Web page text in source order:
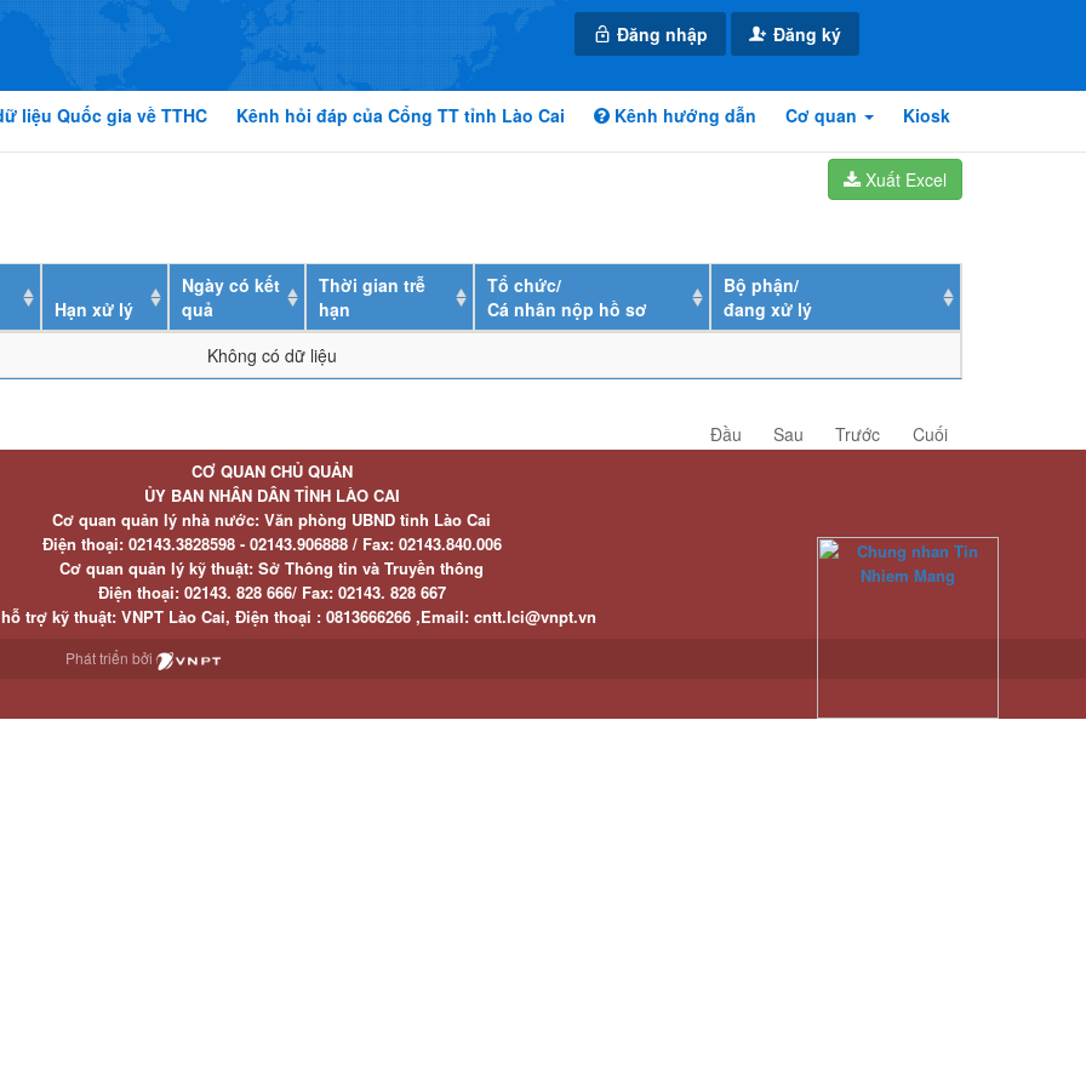
Đăng nhập Đăng ký
liệu Quốc gia về TTHC Kênh hỏi đáp của Cổng TT tỉnh Lào Cai Kênh hướng dẫn Cơ quan Kiosk
Xuất Excel
Hạn xử lý
Ngày có kết
quả
Thời gian trễ
hạn
Tổ chức/
Cá nhân nộp hồ sơ
Bộ phận/
đang xử lý
Không có dữ liệu
Đầu Sau Trước Cuối
CƠ QUAN CHỦ QUẢN
ỦY BAN NHÂN DÂN TỈNH LÀO CAI
Cơ quan quản lý nhà nước: Văn phòng UBND tỉnh Lào Cai
Điện thoại:02143.3828598 - 02143.906888 / Fax:02143.840.006
Cơ quan quản lý kỹ thuật: Sở Thông tin và Truyền thông
Điện thoại:02143. 828 666/ Fax:02143. 828 667
trợ kỹ thuật: VNPT Lào Cai, Điện thoại : 0813666266 ,Email: cntt.lci@vnpt.vn
Phát triển bởi